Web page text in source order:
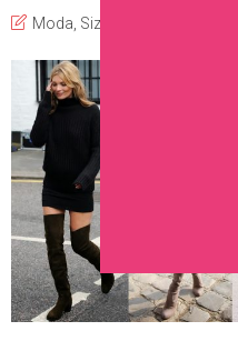
Moda Sizin İçin Seçtiklerimiz